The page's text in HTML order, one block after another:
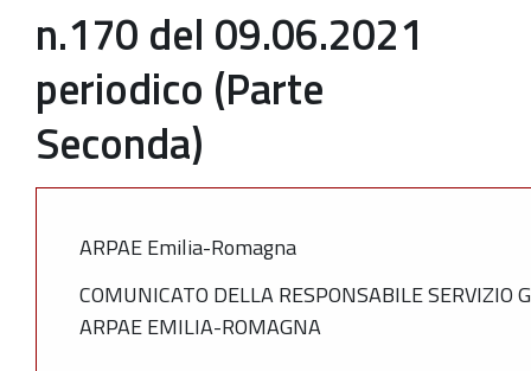
n.170 del 09.06.2021
periodico (Parte
Seconda)
ARPAE Emilia-Romagna
COMUNICATO DELLA RESPONSABILE SERVIZIO
ARPAE EMILIA-ROMAGNA